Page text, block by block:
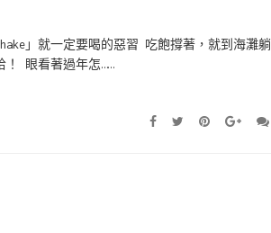
」就一定要喝的惡習 吃飽撐著，就到海灘躺
！ 眼看著過年怎……